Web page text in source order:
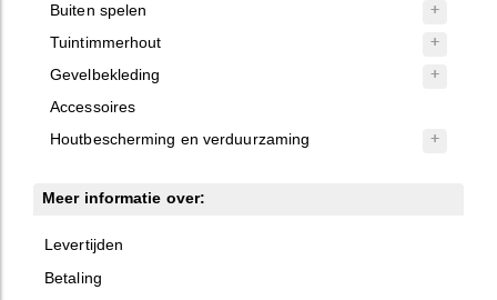
Buiten spelen
Tuintimmerhout
Gevelbekleding
Accessoires
Houtbescherming en verduurzaming
Meer informatie over:
Levertijden
Betaling